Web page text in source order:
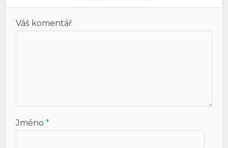
Váš komentář
Jméno*